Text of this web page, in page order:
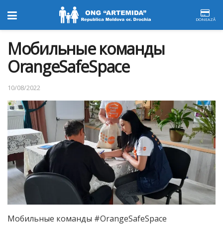
DONEAZĂ
Мобильные команды
OrangeSafeSpace
10/08/2022
Мобильные команды #OrangeSafeSpace